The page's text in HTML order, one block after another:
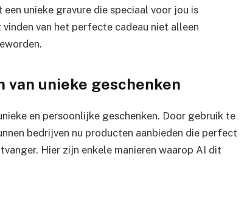
unieke gravure die speciaal voor jou is
van het perfecte cadeau niet alleen
unieke geschenken
en persoonlijke geschenken. Door gebruik te
bedrijven nu producten aanbieden die perfect
Hier zijn enkele manieren waarop AI dit